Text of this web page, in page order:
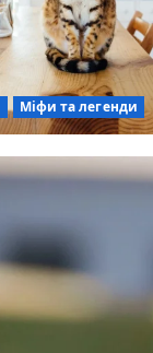
Міфи та легенди